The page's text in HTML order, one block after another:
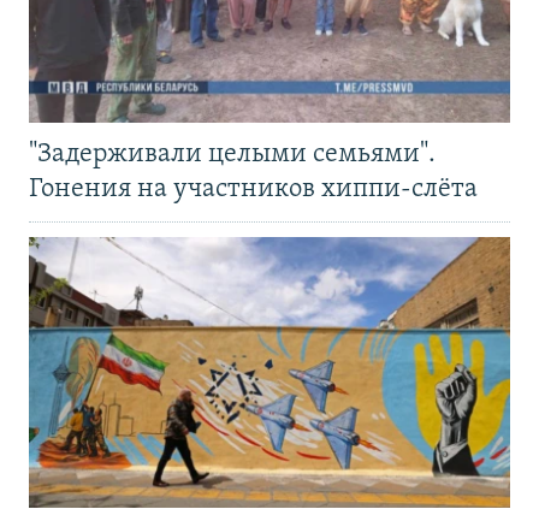
"Задерживали целыми семьями".
Гонения на участников хиппи-слёта